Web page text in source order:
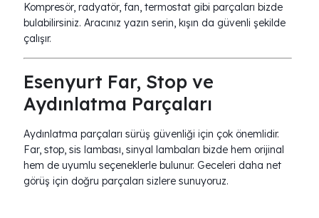
Kompresör, radyatör, fan, termostat gibi parçaları bizde
bulabilirsiniz. Aracınız yazın serin, kışın da güvenli şekilde
çalışır.
Esenyurt Far, Stop ve
Aydınlatma Parçaları
Aydınlatma parçaları sürüş güvenliği için çok önemlidir.
Far, stop, sis lambası, sinyal lambaları bizde hem orijinal
hem de uyumlu seçeneklerle bulunur. Geceleri daha net
görüş için doğru parçaları sizlere sunuyoruz.